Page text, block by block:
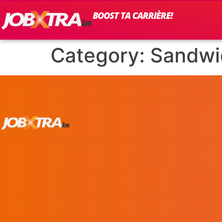
BOOST TA CARRIÈRE!
Category: